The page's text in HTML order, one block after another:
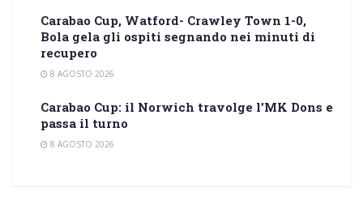
Carabao Cup, Watford- Crawley Town 1-0,
Bola gela gli ospiti segnando nei minuti di
recupero
8 AGOSTO 2026
Carabao Cup: il Norwich travolge l’MK Dons e
passa il turno
8 AGOSTO 2026